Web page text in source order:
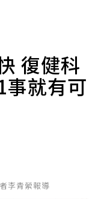
復健科
事就有可
李青縈報導